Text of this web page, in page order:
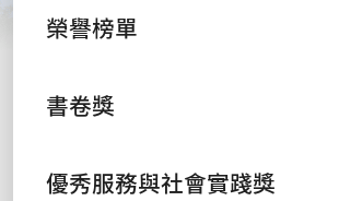
榮譽榜單
書卷獎
優秀服務與社會實踐獎